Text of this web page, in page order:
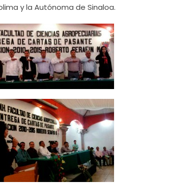
y la Autónoma de Sinaloa.